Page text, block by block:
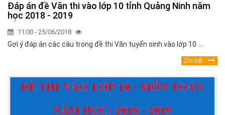
Đáp án đề Văn thi vào lớp 10 tỉnh Quảng Ninh năm
học 2018 - 2019
11:00 - 25/06/2018
Gợi ý đáp án các câu trong đề thi Văn tuyển sinh vào lớp 10 ...
Chi tiết